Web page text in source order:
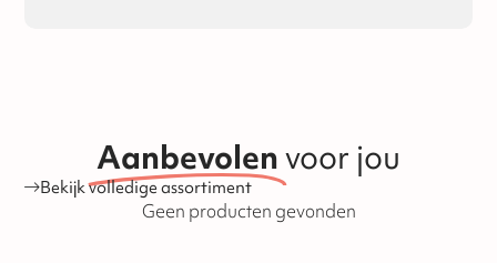
houdbaarheid van de producten is ook te vinden op onze
website.Aanbevolenvoor jou
Bekijk volledige assortiment
Geen producten gevonden